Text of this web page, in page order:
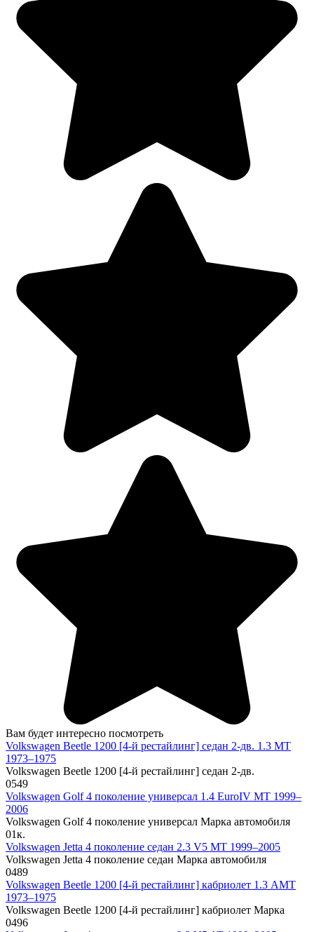
Вам будет интересно посмотреть
Volkswagen Beetle 1200 [4-й рестайлинг] седан 2-дв. 1.3 MT
1973–1975
Volkswagen Beetle 1200 [4-й рестайлинг] седан 2-дв.
0549
Volkswagen Golf 4 поколение универсал 1.4 EuroIV MT 1999–
2006
Volkswagen Golf 4 поколение универсал Марка автомобиля
01к.
Volkswagen Jetta 4 поколение седан 2.3 V5 MT 1999–2005
Volkswagen Jetta 4 поколение седан Марка автомобиля
0489
Volkswagen Beetle 1200 [4-й рестайлинг] кабриолет 1.3 AMT
1973–1975
Volkswagen Beetle 1200 [4-й рестайлинг] кабриолет Марка
0496